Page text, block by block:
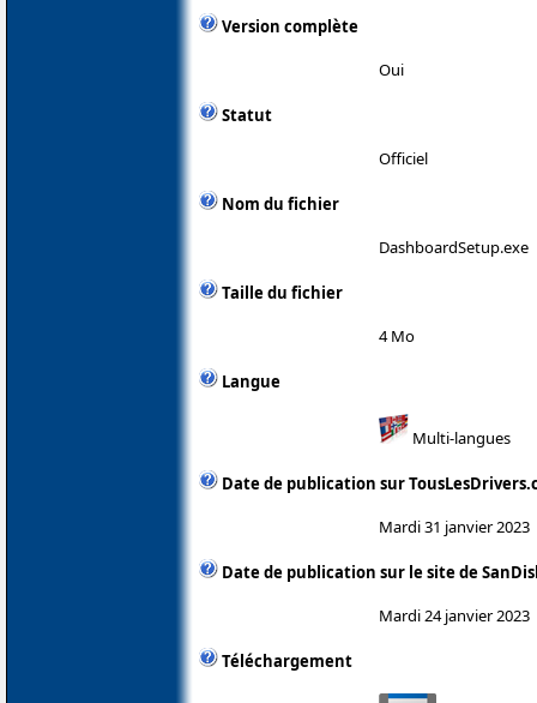
Version complète
Oui
Statut
Officiel
Nom du fichier
DashboardSetup.exe
Taille du fichier
4 Mo
Langue
Multi-langues
Date de publication sur
Mardi 31 janvier 2023
Date de publication sur le site de
Mardi 24 janvier 2023
Téléchargement